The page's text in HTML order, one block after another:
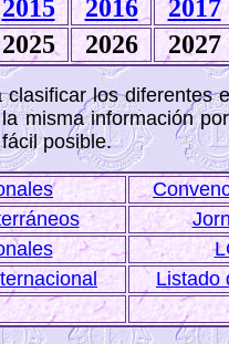
2015 2016
2017
2025 2026 2027
los diferentes
misma información
posible.
Listado